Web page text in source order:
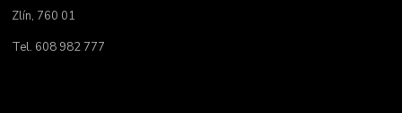
Zlín, 760 01
Tel. 608 982 777